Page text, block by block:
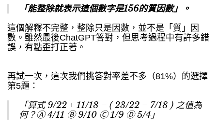
「能整除就表示這個數字是156的質因數」。
這個解釋不完整，整除只是因數，並不是「質」因
數。雖然最後ChatGPT答對，但思考過程中有許多錯
誤，有點歪打正著。
再試一次，這次我們挑答對率差不多（81%）的選擇
第5題：
「算式 9/22 + 11/18 − ( 23/22 − 7/18 ) 之值為
何？Ⓐ 4/11 Ⓑ 9/10 Ⓒ 1/9 Ⓓ 5/4」